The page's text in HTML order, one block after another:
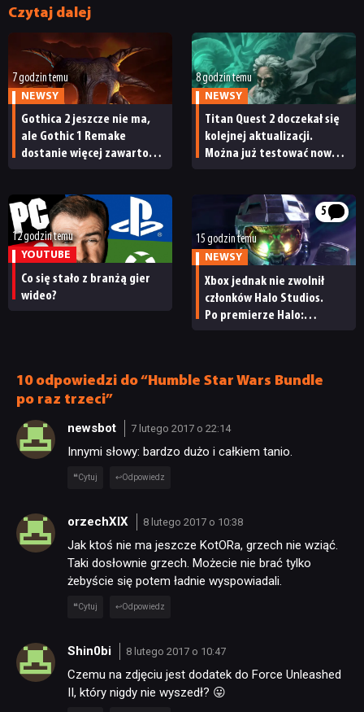
RECENZJE
PUBLICYSTYKA
RETRO
TECHNOLOGIE
DYSKUSJE
JUŻ GRALIŚMY
SKLEP
Czytaj dalej
7 godzin temu
NEWSY
Gothica 2 jeszcze nie ma,
ale Gothic 1 Remake
dostanie więcej zawartości.
8 godzin temu
NEWSY
Titan Quest 2 doczekał się
kolejnej aktualizacji.
Można już testować nową
12 godzin temu
YOUTUBE
Co się stało z branżą gier
wideo?
5
15 godzin temu
NEWSY
Xbox jednak nie zwolnił
członków Halo Studios.
Po premierze Halo:
10 odpowiedzi do “Humble Star Wars Bundle
po raz trzeci”
newsbot 7 lutego 2017 o 22:14
Innymi słowy: bardzo dużo i całkiem tanio.
Cytuj Odpowiedz
orzechXIX 8 lutego 2017 o 10:38
Jak ktoś nie ma jeszcze KotORa, grzech nie wziąć.
Taki dosłownie grzech. Możecie nie brać tylko
żebyście się potem ładnie wyspowiadali.
Cytuj Odpowiedz
Shin0bi 8 lutego 2017 o 10:47
Czemu na zdjęciu jest dodatek do Force Unleashed
II, który nigdy nie wyszedł? 😛